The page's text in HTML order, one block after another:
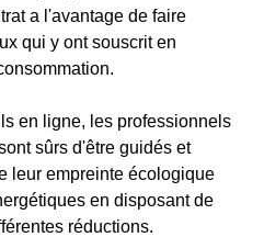
a l'avantage de faire
qui y ont souscrit en
en ligne, les professionnels
sûrs d'être guidés et
leur empreinte écologique
en disposant de
réductions.